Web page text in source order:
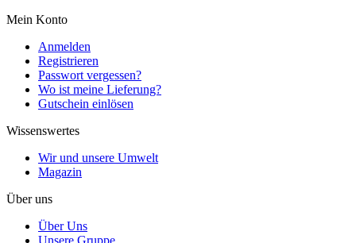
Mein Konto
Anmelden
Registrieren
Passwort vergessen?
Wo ist meine Lieferung?
Gutschein einlösen
Wissenswertes
Wir und unsere Umwelt
Magazin
Über uns
Über Uns
Unsere Gruppe